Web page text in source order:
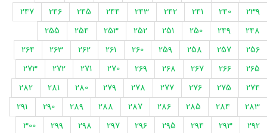
239
240
241
242
243
244
245
246
247
248
249
250
251
252
253
254
255
256
257
258
259
260
261
262
263
264
265
266
267
268
269
270
271
272
273
274
275
276
277
278
279
280
281
282
283
284
285
286
287
288
289
290
291
292
293
294
295
296
297
298
299
300